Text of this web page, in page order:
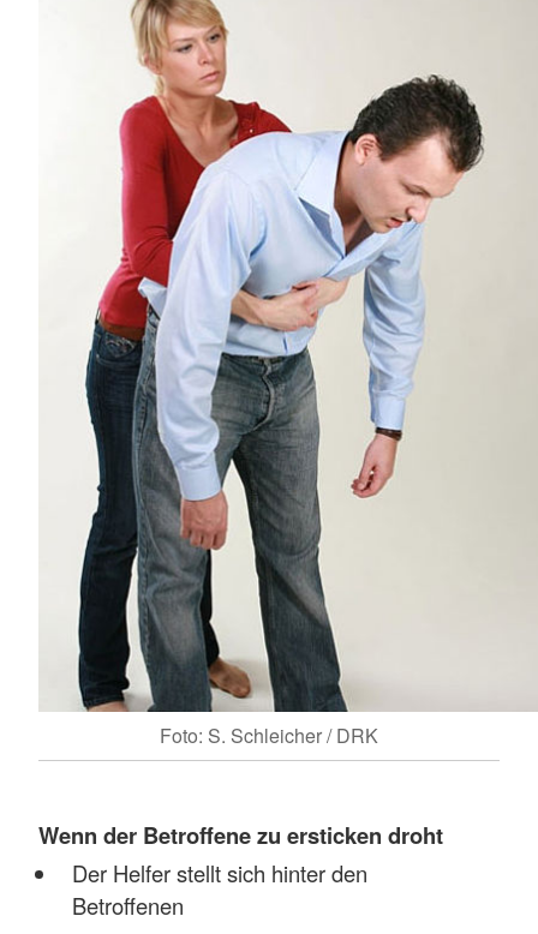
Foto: S. Schleicher / DRK
Wenn der Betroffene zu ersticken droht
Der Helfer stellt sich hinter den
Betroffenen